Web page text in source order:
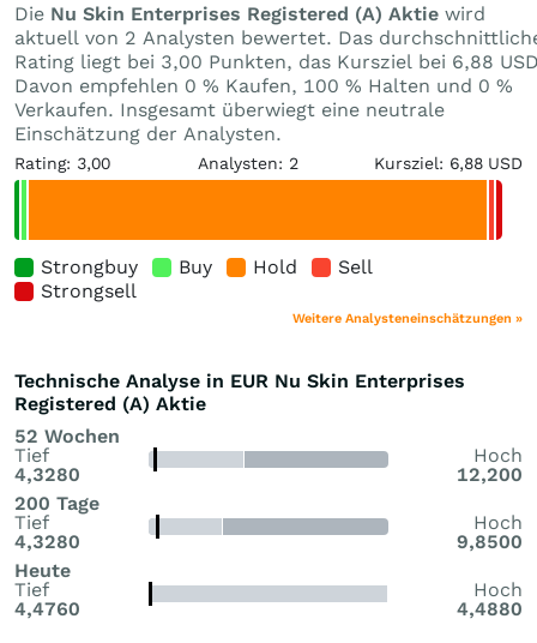
Die Nu Skin Enterprises Registered (A) Aktie wird
aktuell von 2 Analysten bewertet. Das
Rating liegt bei 3,00 Punkten, das Kursziel bei 6,88
Davon empfehlen 0 % Kaufen, 100 % Halten und 0 %
Verkaufen. Insgesamt überwiegt eine neutrale
Einschätzung der Analysten.
Rating: 3,00 Analysten: 2 Kursziel: 6,88 USD
Strongbuy Buy Hold
Sell
Strongsell
Weitere Analysteneinschätzungen »
Technische Analyse in EUR Nu Skin Enterprises
Registered (A) Aktie
52 Wochen
Tief
4,3280
Hoch
12,200
200 Tage
Tief
4,3280
Hoch
9,8500
Heute
Tief
4,4760
Hoch
4,4880